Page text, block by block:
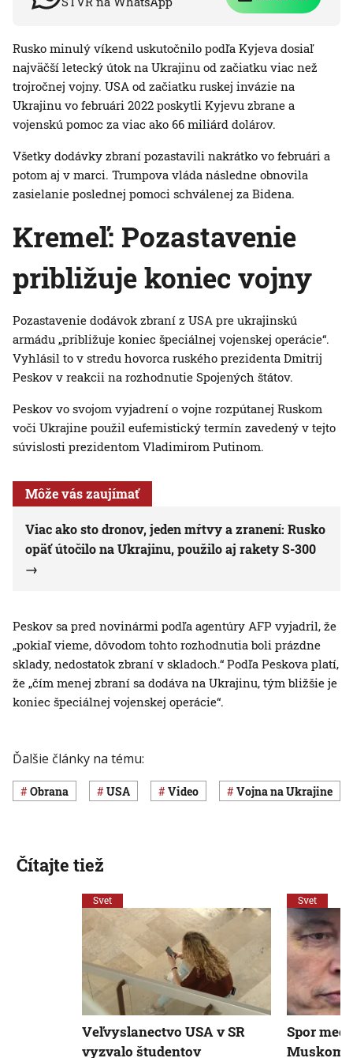
Rusko minulý víkend uskutočnilo podľa Kyjeva dosiaľ
najväčší letecký útok na Ukrajinu od začiatku viac než
trojročnej vojny. USA od začiatku ruskej invázie na
Ukrajinu vo februári 2022 poskytli Kyjevu zbrane a
vojenskú pomoc za viac ako 66 miliárd dolárov.
Všetky dodávky zbraní pozastavili nakrátko vo februári a
potom aj v marci. Trumpova vláda následne obnovila
zasielanie poslednej pomoci schválenej za Bidena.
Kremeľ: Pozastavenie
približuje koniec vojny
Pozastavenie dodávok zbraní z USA pre ukrajinskú
armádu „približuje koniec špeciálnej vojenskej operácie“.
Vyhlásil to v stredu hovorca ruského prezidenta Dmitrij
Peskov v reakcii na rozhodnutie Spojených štátov.
Peskov vo svojom vyjadrení o vojne rozpútanej Ruskom
voči Ukrajine použil eufemistický termín zavedený v tejto
súvislosti prezidentom Vladimirom Putinom.
Môže vás zaujímať
Viac ako sto dronov, jeden mŕtvy a zranení: Rusko
opäť útočilo na Ukrajinu, použilo aj rakety S-300
Peskov sa pred novinármi podľa agentúry AFP vyjadril, že
„pokiaľ vieme, dôvodom tohto rozhodnutia boli prázdne
sklady, nedostatok zbraní v skladoch.“ Podľa Peskova platí,
že „čím menej zbraní sa dodáva na Ukrajinu, tým bližšie je
koniec špeciálnej vojenskej operácie“.
Ďalšie články na tému:
obrana USA Video vojna na Ukrajine
Čítajte tiež
Svet
Veľvyslanectvo USA v SR
vyzvalo študentov
Svet
Spor
Muskom